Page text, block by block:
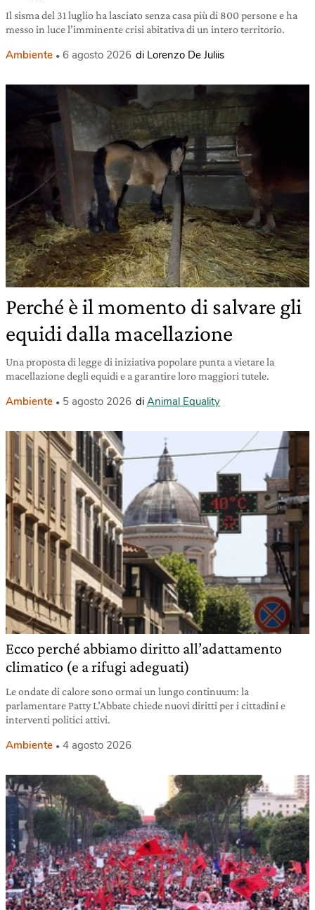
Il sisma del 31 luglio ha lasciato senza casa più di 800 persone e ha
messo in luce l’imminente crisi abitativa di un intero territorio.
Ambiente 6 agosto 2026 di Lorenzo De Juliis
Perché è il momento di salvare gli
equidi dalla macellazione
Una proposta di legge di iniziativa popolare punta a vietare la
macellazione degli equidi e a garantire loro maggiori tutele.
Ambiente 5 agosto 2026 di Animal Equality
Ecco perché abbiamo diritto all’adattamento
climatico (e a rifugi adeguati)
Le ondate di calore sono ormai un lungo continuum: la
parlamentare Patty L’Abbate chiede nuovi diritti per i cittadini e
interventi politici attivi.
Ambiente 4 agosto 2026